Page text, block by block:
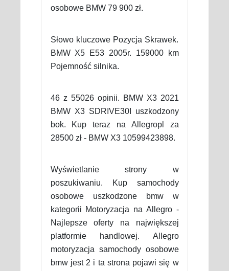
osobowe BMW 79 900 zł.
Słowo kluczowe Pozycja Skrawek.
BMW X5 E53 2005r. 159000 km
Pojemność silnika.
46 z 55026 opinii. BMW X3 2021
BMW X3 SDRIVE30I uszkodzony
bok. Kup teraz na Allegropl za
28500 zł - BMW X3 10599423898.
Wyświetlanie strony w
poszukiwaniu. Kup samochody
osobowe uszkodzone bmw w
kategorii Motoryzacja na Allegro -
Najlepsze oferty na największej
platformie handlowej. Allegro
motoryzacja samochody osobowe
bmw jest 2 i ta strona pojawi się w